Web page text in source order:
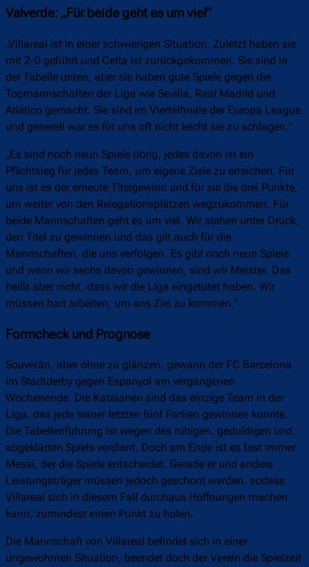
Valverde: „Für beide geht es um viel”
„Villareal ist in einer schwierigen Situation. Zuletzt haben sie
mit 2-0 geführt und Celta ist zurückgekommen. Sie sind in
der Tabelle unten, aber sie haben gute Spiele gegen die
Topmannschaften der Liga wie Sevilla, Real Madrid und
Atlético gemacht. Sie sind im Viertelfinale der Europa League
und generell war es für uns oft nicht leicht sie zu schlagen.”
„Es sind noch neun Spiele übrig, jedes davon ist ein
Pflichtsieg für jedes Team, um eigene Ziele zu erreichen. Für
uns ist es der erneute Titelgewinn und für sie die drei Punkte,
um weiter von den Relegationsplätzen wegzukommen. Für
beide Mannschaften geht es um viel. Wir stehen unter Druck,
den Titel zu gewinnen und das gilt auch für die
Mannschaften, die uns verfolgen. Es gibt noch neun Spiele
und wenn wir sechs davon gewinnen, sind wir Meister. Das
heißt aber nicht, dass wir die Liga eingetütet haben. Wir
müssen hart arbeiten, um ans Ziel zu kommen.”
Formcheck und Prognose
Souverän, aber ohne zu glänzen, gewann der FC Barcelona
im Stadtderby gegen Espanyol am vergangenen
Wochenende. Die Katalanen sind das einzige Team in der
Liga, das jede seiner letzten fünf Partien gewinnen konnte.
Die Tabellenführung ist wegen des ruhigen, geduldigen und
abgeklärten Spiels verdient. Doch am Ende ist es fast immer
Messi, der die Spiele entscheidet. Gerade er und andere
Leistungsträger müssen jedoch geschont werden, sodass
Villareal sich in diesem Fall durchaus Hoffnungen machen
kann, zumindest einen Punkt zu holen.
Die Mannschaft von Villareal befindet sich in einer
ungewohnten Situation, beendet doch der Verein die Spielzeit